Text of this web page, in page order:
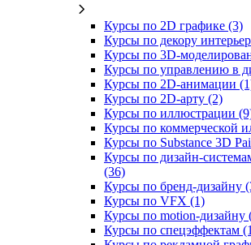
Курсы по 2D графике (3)
Курсы по декору
Курсы по
Курсы по управлению в
Курсы по 2D‑анимации
Курсы по 2D‑арту (2)
Курсы по иллюстрации
Курсы по коммерческой
Курсы по Substance 3D
Курсы по дизайн-
(36)
Курсы по бренд‑дизайну
Курсы по VFX (1)
Курсы по motion-дизайну
Курсы по спецэффектам